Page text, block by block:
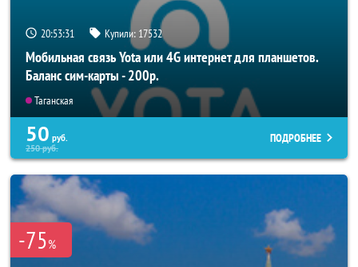
20:53:27 Купили: 17532
Мобильная связь Yota или 4G интернет для планшетов.
Баланс сим-карты - 200р.
Таганская
50 руб.
250руб.
ПОДРОБНЕЕ
-75%